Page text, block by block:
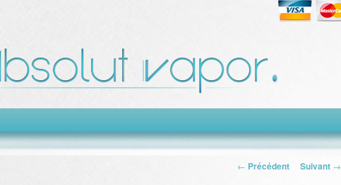
Navigation des
← Précédent Suivant →